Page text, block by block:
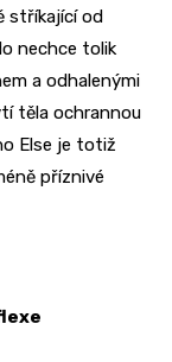
stříkající od
nechce tolik
a odhalenými
těla ochrannou
Else je totiž
příznivé